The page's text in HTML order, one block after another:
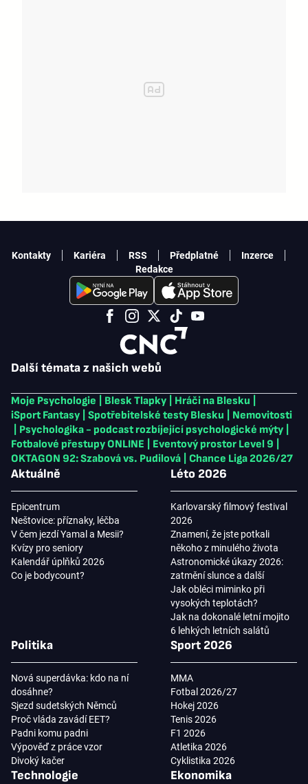
Další témata z našich webů
Moje Psychologie Blesk Tlapky Hráči na Blesku
iSport Fantasy
Spotřebitelské testy Blesku
Nemovitosti
Psychologika - podcast rozbíjející psychologické mýty
Fotbalové přestupy ONLINE
Eventový prostor Level 9
OKTAGON 92: Szabová vs. Pudilová
Chance Liga 2026/27
Aktuálně
Epicentrum
Neštovice: příznaky, léčba
V čem jezdí Yamal a Mesii?
Kvízy pro seniory
Kalendář úplňků 2026
Co je bodycount?
Léto 2026
Karlovarský filmový festival
2026
Znamení, že jste potkali
někoho z minulého života
Astronomické úkazy 2026:
zatmění slunce a další
Jak obléci miminko při
vysokých teplotách?
Jak na dokonalé letní mojito
6 lehkých letních salátů
Politika
Nová superdávka: kdo na ní
dosáhne?
Sjezd sudetských Němců
Proč vláda zavádí EET?
Padni komu padni
Výpověď z práce vzor
Divoký kačer
Sport 2026
MMA
Fotbal 2026/27
Hokej 2026
Tenis 2026
F1 2026
Atletika 2026
Cyklistika 2026
Technologie Ekonomika
Kontakty Kariéra RSS Předplatné
Inzerce
Redakce